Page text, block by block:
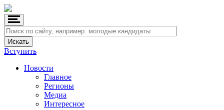
Вступить
Новости
Главное
Регионы
Медиа
Интересное